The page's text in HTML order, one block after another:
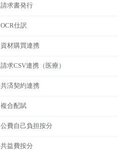
請求書発行
OCR仕訳
資材購買連携
請求CSV連携（医療）
共済契約連携
複合配賦
公費自己負担按分
共益費按分